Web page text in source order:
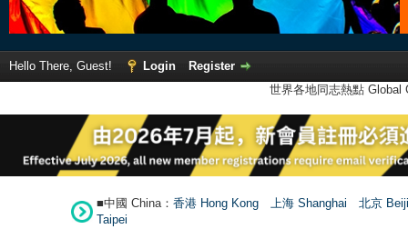
Hello There, Guest! Login
Register
世界各地同志熱點
■中國 China： 香港 Hong Kong 上海 Shanghai
北京
Taipei